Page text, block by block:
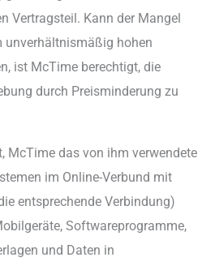
Vertragsteil. Kann der Mangel
hohen
ist McTime berechtigt, die
durch Preisminderung zu
McTime das von ihm verwendete
im Online-Verbund mit
entsprechende Verbindung)
Softwareprogramme,
und Daten in